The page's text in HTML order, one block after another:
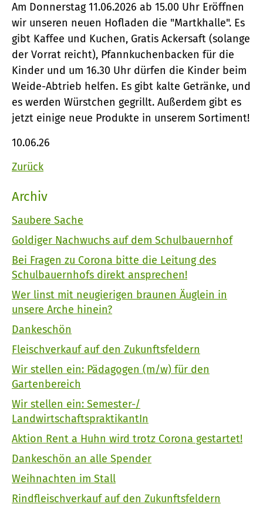
Am Donnerstag 11.06.2026 ab 15.00 Uhr Eröffnen
wir unseren neuen Hofladen die "Martkhalle". Es
gibt Kaffee und Kuchen, Gratis Ackersaft (solange
der Vorrat reicht), Pfannkuchenbacken für die
Kinder und um 16.30 Uhr dürfen die Kinder beim
Weide-Abtrieb helfen. Es gibt kalte Getränke, und
es werden Würstchen gegrillt. Außerdem gibt es
jetzt einige neue Produkte in unserem Sortiment!
10.06.26
Zurück
Archiv
Saubere Sache
Goldiger Nachwuchs auf dem Schulbauernhof
Bei Fragen zu Corona bitte die Leitung des
Schulbauernhofs direkt ansprechen!
Wer linst mit neugierigen braunen Äuglein in
unsere Arche hinein?
Dankeschön
Fleischverkauf auf den Zukunftsfeldern
Wir stellen ein: Pädagogen (m/w) für den
Gartenbereich
Wir stellen ein: Semester-/
LandwirtschaftspraktikantIn
Aktion Rent a Huhn wird trotz Corona gestartet!
Dankeschön an alle Spender
Weihnachten im Stall
Rindfleischverkauf auf den Zukunftsfeldern